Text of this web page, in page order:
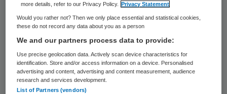
& Innovatie bij het VUmc. Hij is in zijn
huidige positie al direct en indirect nauw
betrokken bij de Alliantie, volgens het VUmc.
Hij zal de werkzaamheden voor de Alliantie
in ieder geval tot en met de bestuurlijke
fusie van het AMC en VUmc combineren
more details, refer to our Privacy Policy.
Privacy Statement
Would you rather not? Then we only place essential and statistical cookies,
these do not record any data about you as a person
We and our partners process data to provide:
Use precise geolocation data. Actively scan device characteristics for
identification. Store and/or access information on a device. Personalised
advertising and content, advertising and content measurement, audience
research and services development.
List of Partners (vendors)